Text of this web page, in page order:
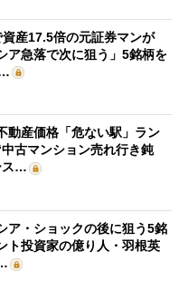
資産17.5倍の元証券マンが
ア急落で次に狙う」5銘柄を
動産価格「危ない駅」ラン
古マンション売れ行き鈍
ス…
ア・ショックの後に狙う5銘
ト投資家の億り人・羽根英